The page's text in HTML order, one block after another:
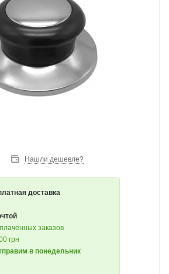
Нашли дешевле?
доставка
заказов
грн
в понедельник